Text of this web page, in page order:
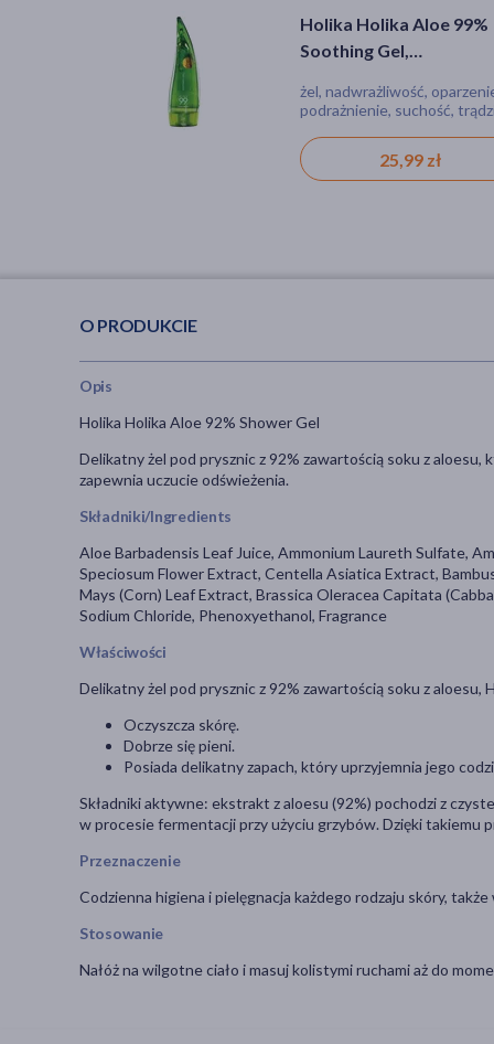
Frosch, żel pod prysznic,
aloes, 300 ml
żel, dla wegan, dla
10,79 zł
Ziaja, pianka
oczyszczająca do skóry
pianka, nadwrażliwość,
zaczerwienienie
15,39 zł
Holika Holika Aloe 99%
Soothing Gel,
aloesowy, 250 ml
żel, nadwrażliwość,
podrażnienie, suchość,
zadrapania, bez barwników,
sztucznych barwników, dla
alergików, produkt
25,99 zł
O PRODUKCIE
Opis
Holika Holika Aloe 92% Shower Gel
Delikatny żel pod prysznic z 92% zawartością soku z
zapewnia uczucie odświeżenia.
Składniki/Ingredients
Aloe Barbadensis Leaf Juice, Ammonium Laureth Sulfate,
Speciosum Flower Extract, Centella Asiatica Extract,
Mays (Corn) Leaf Extract, Brassica Oleracea Capitata
Sodium Chloride, Phenoxyethanol, Fragrance
Właściwości
Delikatny żel pod prysznic z 92% zawartością soku z aloesu,
Oczyszcza skórę.
Dobrze się pieni.
Posiada delikatny zapach, który uprzyjemnia jego
Składniki aktywne: ekstrakt z aloesu (92%) pochodzi z
w procesie fermentacji przy użyciu grzybów. Dzięki takiemu
Przeznaczenie
Codzienna higiena i pielęgnacja każdego rodzaju skóry,
Stosowanie
Nałóż na wilgotne ciało i masuj kolistymi ruchami aż do